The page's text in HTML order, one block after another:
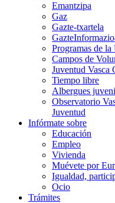
Emantzipa
Gaz
Gazte-txartela
Programas de
Campos de
Juventud Vasca
Tiempo libre
Albergues
Observatorio
Juventud
Infórmate sobre
Educación
Empleo
Vivienda
Muévete por
Igualdad,
Ocio
Trámites